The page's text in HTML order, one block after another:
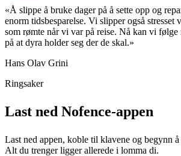
«Å slippe å bruke dager på å sette opp og
enorm tidsbesparelse. Vi slipper også stresset
som rømte når vi var på reise. Nå kan vi følge
på at dyra holder seg der de skal.»
Hans Olav Grini
Ringsaker
Last ned Nofence-appen
Last ned appen, koble til klavene og begynn å
Alt du trenger ligger allerede i lomma di.